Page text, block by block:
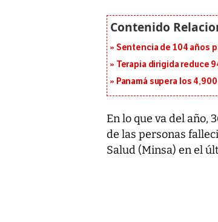
Sentencia de 104 años
Terapia dirigida reduce
Panamá supera los
En lo que va del año,
de las personas
Salud (Minsa) en el